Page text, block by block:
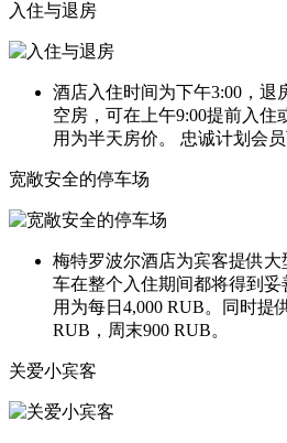
入住与退房
酒店入住时间为下午3:00，退
空房，可在上午9:00提前入住
用为半天房价。 忠诚计划会
宽敞安全的停车场
梅特罗波尔酒店为宾客提供
车在整个入住期间都将得到
用为每日4,000 RUB。同时提
RUB，周末900 RUB。
关爱小宾客